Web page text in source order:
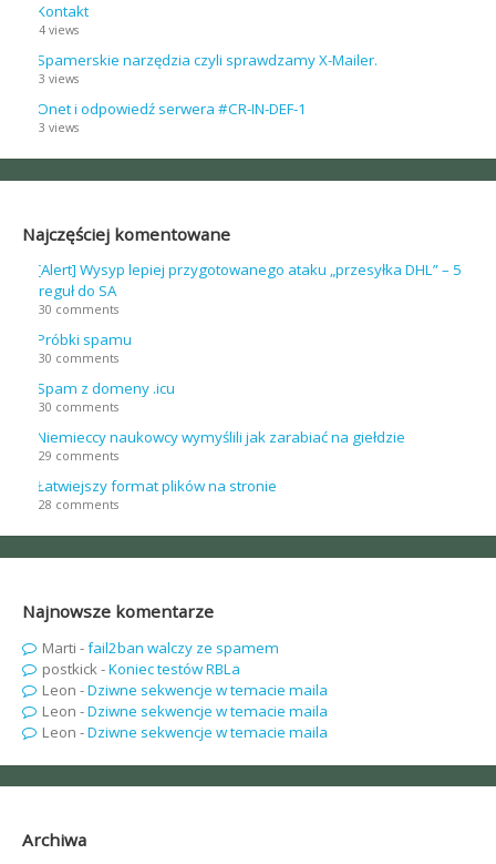
Kontakt
4 views
Spamerskie narzędzia czyli sprawdzamy X-Mailer.
3 views
Onet i odpowiedź serwera #CR-IN-DEF-1
3 views
Najczęściej komentowane
[Alert] Wysyp lepiej przygotowanego ataku „przesyłka DHL” – 5
reguł do SA
30 comments
Próbki spamu
30 comments
Spam z domeny .icu
30 comments
Niemieccy naukowcy wymyślili jak zarabiać na giełdzie
29 comments
Łatwiejszy format plików na stronie
28 comments
Najnowsze komentarze
Marti -fail2ban walczy ze spamem
postkick -Koniec testów RBLa
Leon -Dziwne sekwencje w temacie maila
Leon -Dziwne sekwencje w temacie maila
Leon -Dziwne sekwencje w temacie maila
Archiwa